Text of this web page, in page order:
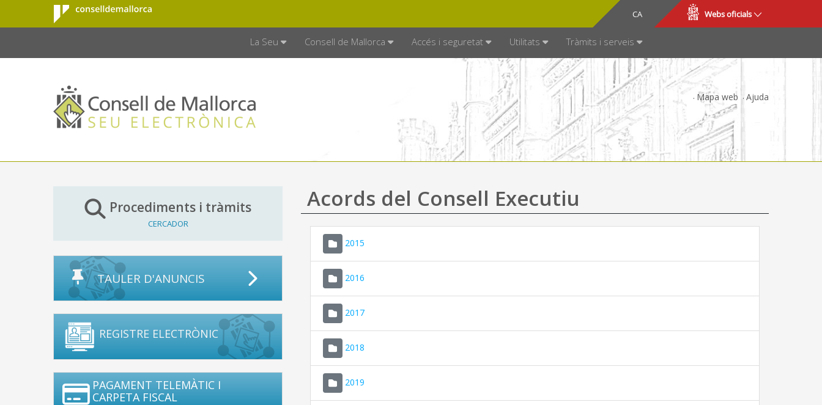
Salta al contingut principal
Consell de
Mallorca
CA
ES Webs oficials
La Seu Consell de Mallorca Accés i seguretat Utilitats Tràmits i serveis
Mapa web Ajuda
Procediments i tràmits
CERCADOR
TAULER D'ANUNCIS
REGISTRE ELECTRÒNIC
PAGAMENT TELEMÀTIC I
CARPETA FISCAL
Acords del Consell Executiu
2015
2016
2017
2018
2019